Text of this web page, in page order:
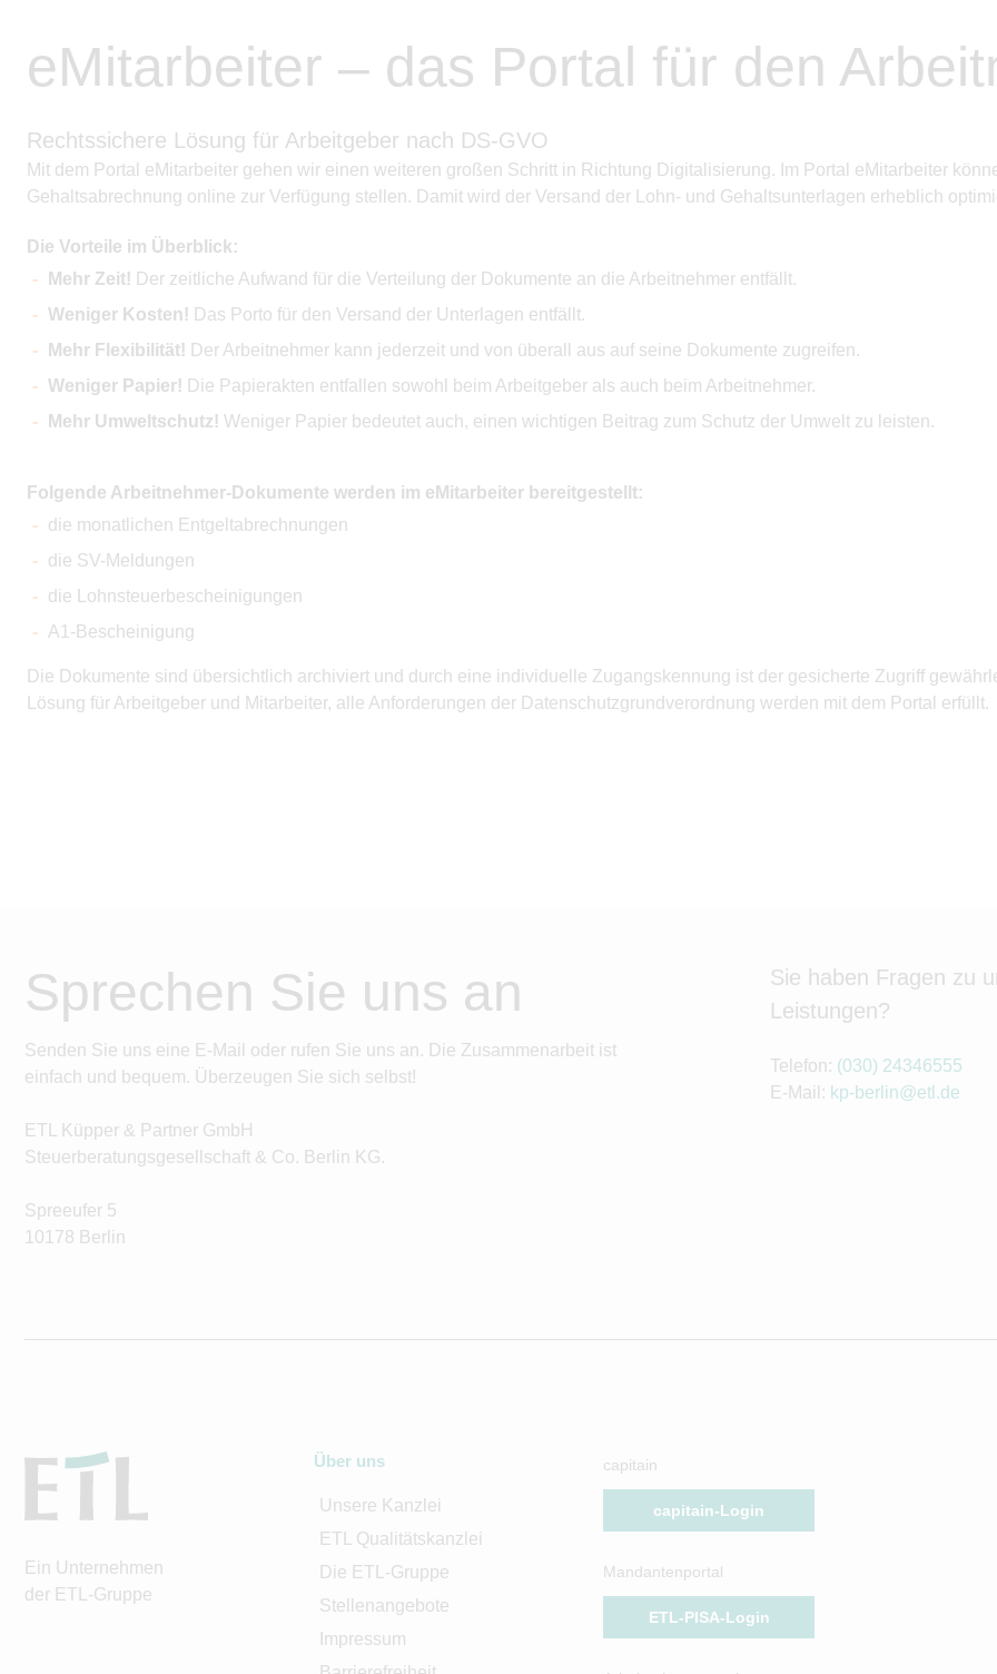
eMitarbeiter – das Portal für den
Rechtssichere Lösung für Arbeitgeber nach DS-GVO
Mit dem Portal eMitarbeiter gehen wir einen weiteren großen Schritt in Richtung Digitalisierung. Im Portal eMitarbeiter
Gehaltsabrechnung online zur Verfügung stellen. Damit wird der Versand der Lohn- und Gehaltsunterlagen erheblich
Die Vorteile im Überblick:
Mehr Zeit! Der zeitliche Aufwand für die Verteilung der Dokumente an die Arbeitnehmer entfällt.
Weniger Kosten! Das Porto für den Versand der Unterlagen entfällt.
Mehr Flexibilität! Der Arbeitnehmer kann jederzeit und von überall aus auf seine Dokumente zugreifen.
Weniger Papier! Die Papierakten entfallen sowohl beim Arbeitgeber als auch beim Arbeitnehmer.
Mehr Umweltschutz! Weniger Papier bedeutet auch, einen wichtigen Beitrag zum Schutz der Umwelt zu leisten.
Folgende Arbeitnehmer-Dokumente werden im eMitarbeiter bereitgestellt:
die monatlichen Entgeltabrechnungen
die SV-Meldungen
die Lohnsteuerbescheinigungen
A1-Bescheinigung
Die Dokumente sind übersichtlich archiviert und durch eine individuelle Zugangskennung ist der gesicherte Zugriff
Lösung für Arbeitgeber und Mitarbeiter, alle Anforderungen der Datenschutzgrundverordnung werden mit dem Portal erfüllt.
Sprechen Sie uns an
Senden Sie uns eine E-Mail oder rufen Sie uns an. Die Zusammenarbeit ist
einfach und bequem. Überzeugen Sie sich selbst!
ETL Küpper & Partner GmbH
Steuerberatungsgesellschaft & Co. Berlin KG.
Spreeufer 5
10178 Berlin
Sie haben Fragen zu
Leistungen?
Telefon: (030) 24346555
E-Mail: kp-berlin@etl.de
Ein Unternehmen
der ETL-Gruppe
Über uns
Unsere Kanzlei
ETL Qualitätskanzlei
Die ETL-Gruppe
Stellenangebote
Impressum
capitain
capitain-Login
Mandantenportal
ETL-PISA-Login